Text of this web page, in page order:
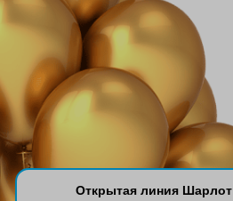
Открытая линия Шарлот